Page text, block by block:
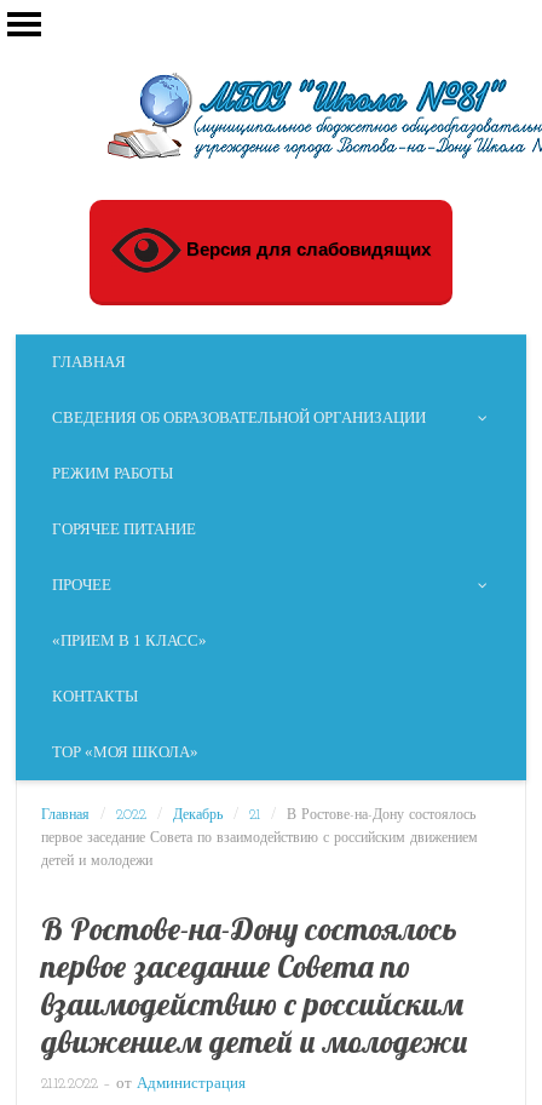
Версия для слабовидящих
ГЛАВНАЯ
СВЕДЕНИЯ ОБ ОБРАЗОВАТЕЛЬНОЙ ОРГАНИЗАЦИИ
РЕЖИМ РАБОТЫ
ГОРЯЧЕЕ ПИТАНИЕ
ПРОЧЕЕ
«ПРИЕМ В 1 КЛАСС»
КОНТАКТЫ
ТОР «МОЯ ШКОЛА»
Главная / 2022 / Декабрь / 21 /
В Ростове-на-Дону состоялось
первое заседание Совета по взаимодействию с российским движением
детей и молодежи
В Ростове-на-Дону состоялось
первое заседание Совета по
взаимодействию с российским
движением детей и молодежи
21.12.2022 – отАдминистрация